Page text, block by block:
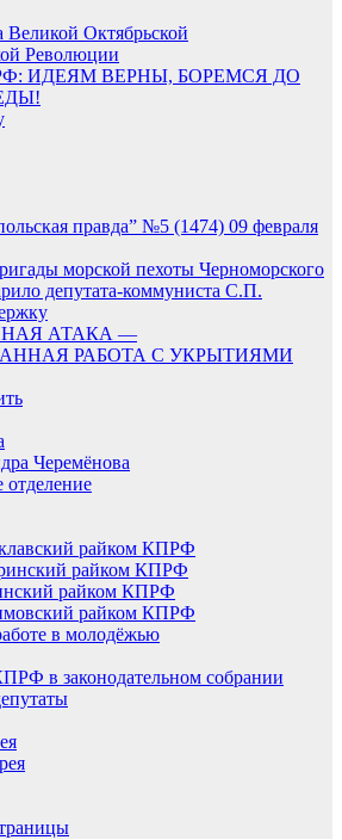
Великой Октябрьской
Революции
ИДЕЯМ ВЕРНЫ, БОРЕМСЯ ДО
правда” №5 (1474) 09 февраля
морской пехоты Черноморского
депутата-коммуниста С.П.
АТАКА —
РАБОТА С УКРЫТИЯМИ
Черемёнова
отделение
райком КПРФ
райком КПРФ
райком КПРФ
райком КПРФ
в молодёжью
в законодательном собрании